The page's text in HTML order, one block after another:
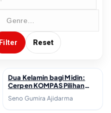
Filter Reset
Dua Kelamin bagi Midin:
Cerpen KOMPAS Pilihan
Seno Gumira Ajidarma